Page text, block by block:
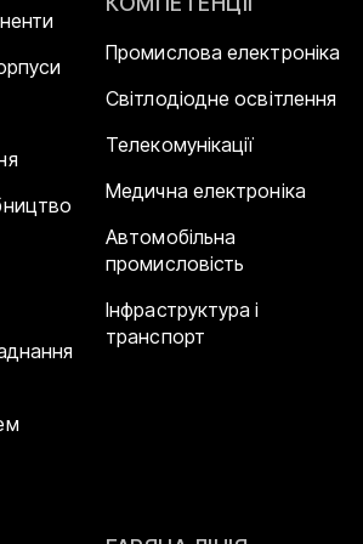
Промислова електроніка
Світлодіодне освітлення
Телекомунікації
Медична електроніка
Автомобільна
промисловість
Інфраструктура і
транспорт